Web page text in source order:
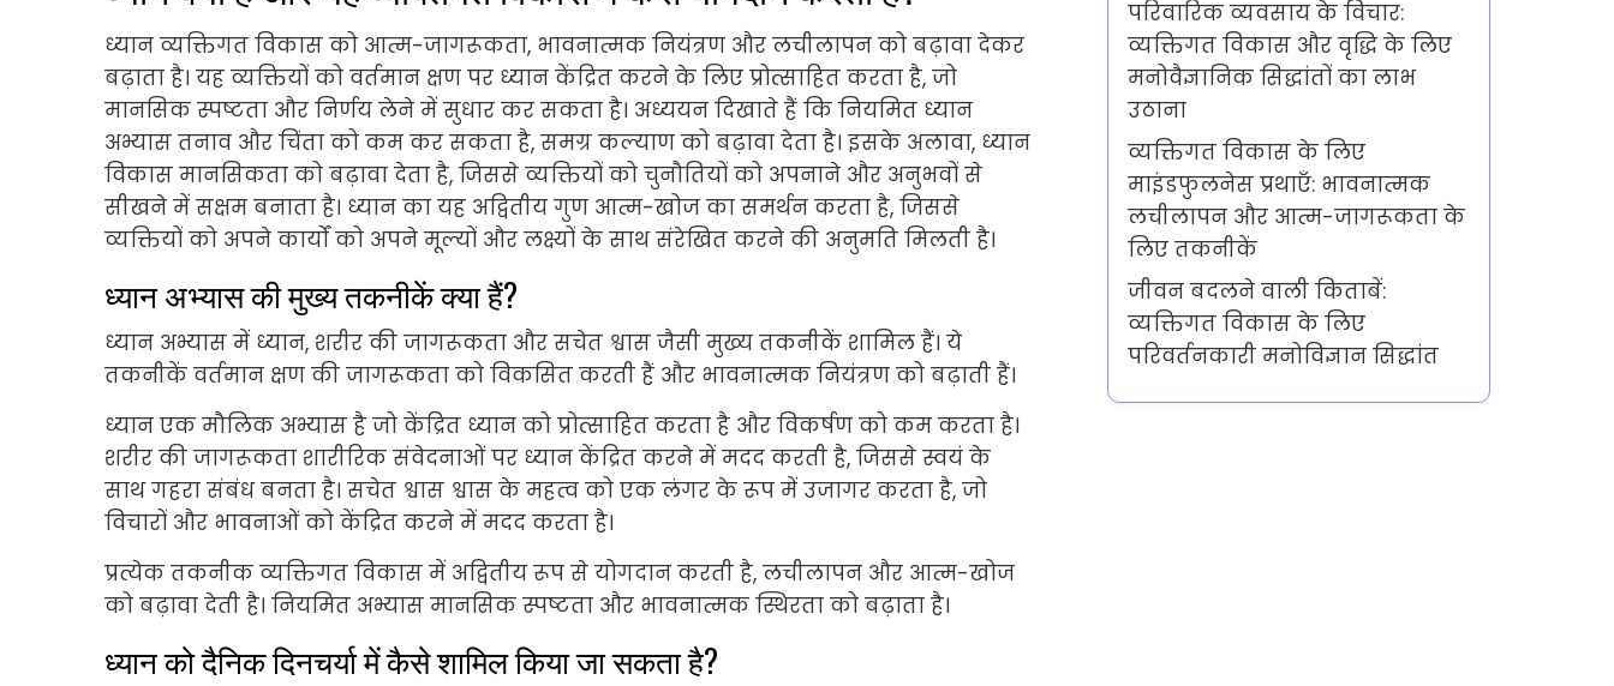
ध्यान व्यक्तिगत विकास को आत्म-जागरूकता, भावनात्मक नियंत्रण और लचीलापन को बढ़ावा देकर
बढ़ाता है। यह व्यक्तियों को वर्तमान क्षण पर ध्यान केंद्रित करने के लिए प्रोत्साहित करता है, जो
मानसिक स्पष्टता और निर्णय लेने में सुधार कर सकता है। अध्ययन दिखाते हैं कि नियमित ध्यान
अभ्यास तनाव और चिंता को कम कर सकता है, समग्र कल्याण को बढ़ावा देता है। इसके अलावा, ध्यान
विकास मानसिकता को बढ़ावा देता है, जिससे व्यक्तियों को चुनौतियों को अपनाने और अनुभवों से
सीखने में सक्षम बनाता है। ध्यान का यह अद्वितीय गुण आत्म-खोज का समर्थन करता है, जिससे
व्यक्तियों को अपने कार्यों को अपने मूल्यों और लक्ष्यों के साथ संरेखित करने की अनुमति मिलती है।
ध्यान अभ्यास की मुख्य तकनीकें क्या हैं?
ध्यान अभ्यास में ध्यान, शरीर की जागरूकता और सचेत श्वास जैसी मुख्य तकनीकें शामिल हैं। ये
तकनीकें वर्तमान क्षण की जागरूकता को विकसित करती हैं और भावनात्मक नियंत्रण को बढ़ाती हैं।
ध्यान एक मौलिक अभ्यास है जो केंद्रित ध्यान को प्रोत्साहित करता है और विकर्षण को कम करता है।
शरीर की जागरूकता शारीरिक संवेदनाओं पर ध्यान केंद्रित करने में मदद करती है, जिससे स्वयं के
साथ गहरा संबंध बनता है। सचेत श्वास श्वास के महत्व को एक लंगर के रूप में उजागर करता है, जो
विचारों और भावनाओं को केंद्रित करने में मदद करता है।
प्रत्येक तकनीक व्यक्तिगत विकास में अद्वितीय रूप से योगदान करती है, लचीलापन और आत्म-खोज
को बढ़ावा देती है। नियमित अभ्यास मानसिक स्पष्टता और भावनात्मक स्थिरता को बढ़ाता है।
ध्यान को दैनिक दिनचर्या में कैसे शामिल किया जा सकता है?
परिवारिक व्यवसाय के विचार:
व्यक्तिगत विकास और वृद्धि के लिए
मनोवैज्ञानिक सिद्धांतों का लाभ
उठाना
व्यक्तिगत विकास के लिए
माइंडफुलनेस प्रथाएँ: भावनात्मक
लचीलापन और आत्म-जागरूकता के
लिए तकनीकें
जीवन बदलने वाली किताबें:
व्यक्तिगत विकास के लिए
परिवर्तनकारी मनोविज्ञान सिद्धांत